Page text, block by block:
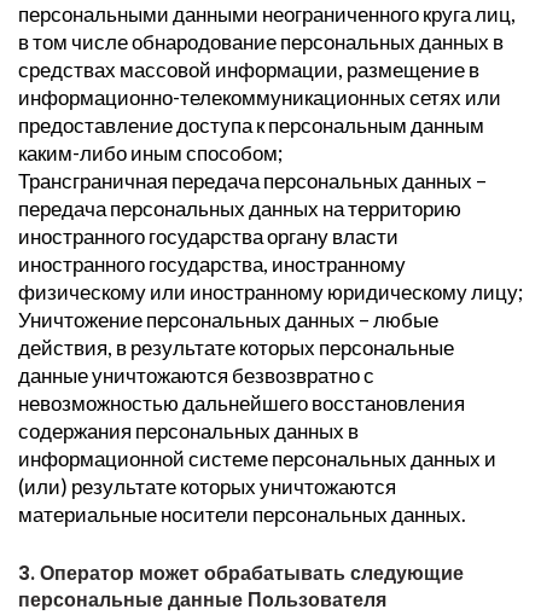
персональными данными неограниченного круга лиц,
в том числе обнародование персональных данных в
средствах массовой информации, размещение в
информационно-телекоммуникационных сетях или
предоставление доступа к персональным данным
каким-либо иным способом;
Трансграничная передача персональных данных –
передача персональных данных на территорию
иностранного государства органу власти
иностранного государства, иностранному
физическому или иностранному юридическому лицу;
Уничтожение персональных данных – любые
действия, в результате которых персональные
данные уничтожаются безвозвратно с
невозможностью дальнейшего восстановления
содержания персональных данных в
информационной системе персональных данных и
(или) результате которых уничтожаются
материальные носители персональных данных.
3. Оператор может обрабатывать следующие
персональные данные Пользователя